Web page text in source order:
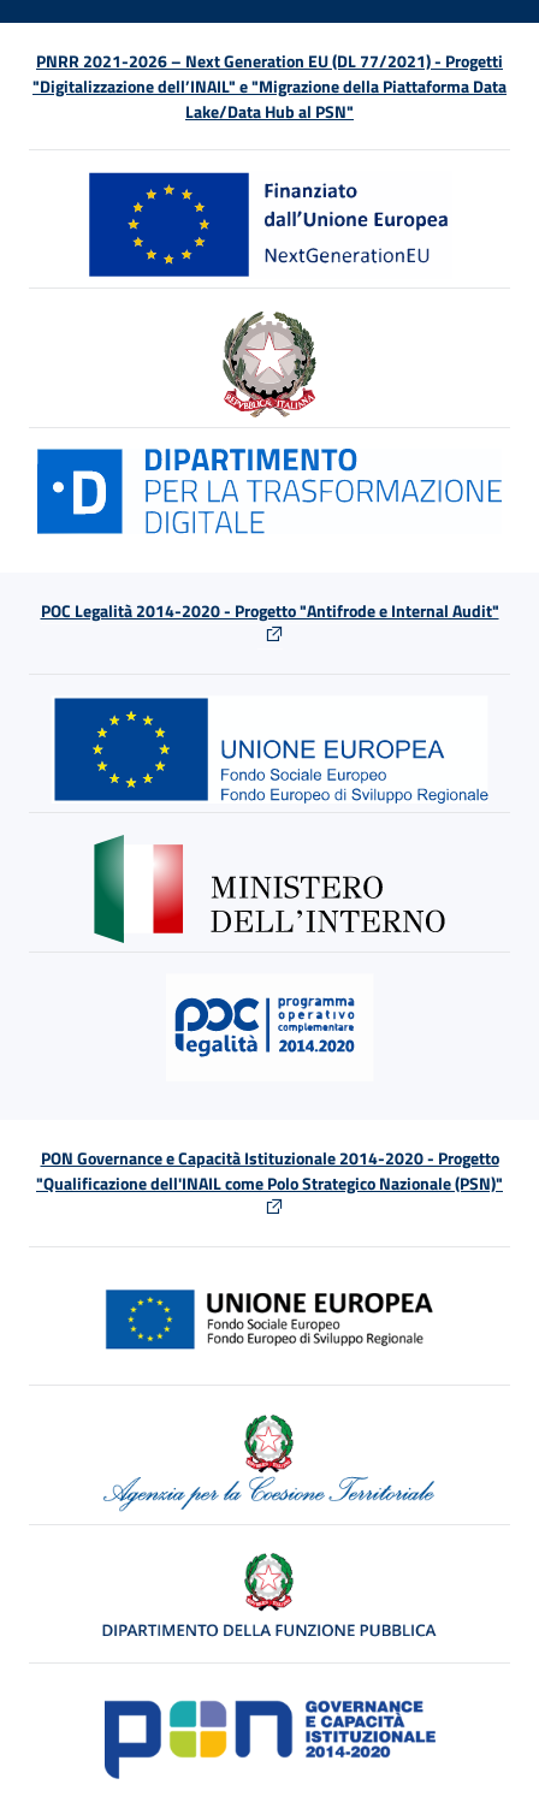
PNRR 2021-2026 – Next Generation EU (DL 77/2021) - Progetti
"Digitalizzazione dell’INAIL" e "Migrazione della Piattaforma Data
Lake/Data Hub al PSN"
POC Legalità 2014-2020 - Progetto "Antifrode e Internal Audit"
PON Governance e Capacità Istituzionale 2014-2020 - Progetto
"Qualificazione dell'INAIL come Polo Strategico Nazionale (PSN)"